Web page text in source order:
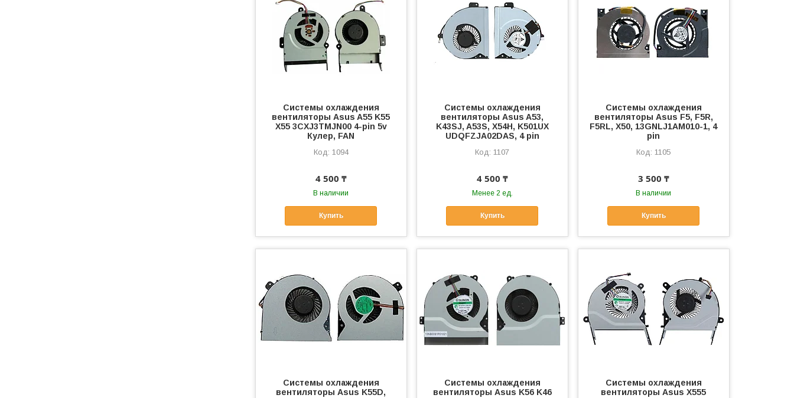
Системы охлаждения
вентиляторы Asus A55 K55
X55 3CXJ3TMJN00 4-pin 5v
Кулер, FAN
1094
4 500 ₸
В наличии
Купить
Системы охлаждения
вентиляторы Asus A53,
K43SJ, A53S, X54H, K501UX
UDQFZJA02DAS, 4 pin
1107
4 500 ₸
Менее 2 ед.
Купить
Системы охлаждения
вентиляторы Asus F5, F5R,
F5RL, X50, 13GNLJ1AM010-1, 4
pin
1105
3 500 ₸
В наличии
Купить
Системы охлаждения
вентиляторы Asus K55D,
Системы охлаждения
вентиляторы Asus K56 K46
Системы охлаждения
вентиляторы Asus X555